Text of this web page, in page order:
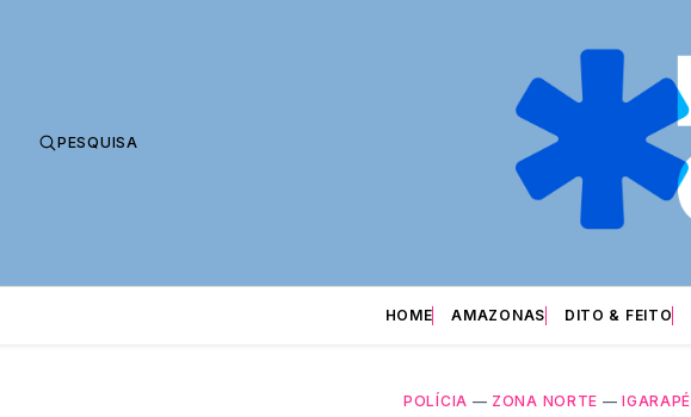
PESQUISA
HOME AMAZONAS DITO & FEITO
POLÍCIA — ZONA NORTE —IGARAPÉ